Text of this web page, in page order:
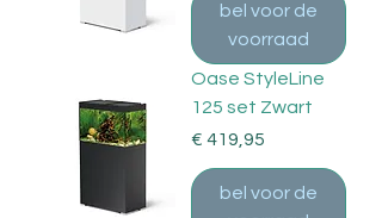
bel voor de
voorraad
Oase StyleLine
125 set Zwart
Prijs
€ 419,95
bel voor de